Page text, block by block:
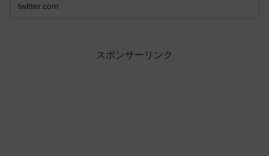
twitter.com
スポンサーリンク